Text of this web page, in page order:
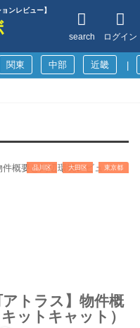
ンレビュー】
ログイン
search
関東 中部 近畿
品川区 大田区 東京都
アトラス】物件概
ットキャット）